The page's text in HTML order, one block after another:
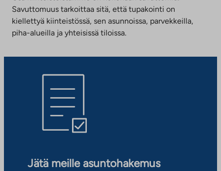
Savuttomuus tarkoittaa sitä, että tupakointi on
kiellettyä kiinteistössä, sen asunnoissa, parvekkeilla,
piha-alueilla ja yhteisissä tiloissa.
Jätä meille asuntohakemus